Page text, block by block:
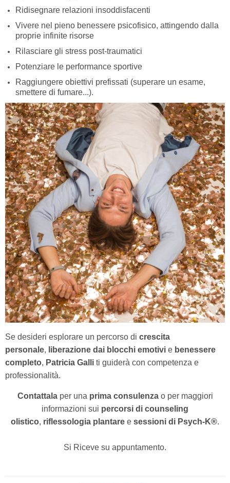
Ridisegnare relazioni insoddisfacenti
Vivere nel pieno benessere psicofisico, attingendo dalla
proprie infinite risorse
Rilasciare gli stress post-traumatici
Potenziare le performance sportive
Raggiungere obiettivi prefissati (superare un esame,
smettere di fumare...).
Se desideri esplorare un percorso di crescita
personale, liberazione dai blocchi emotivi e benessere
completo, Patricia Galli ti guiderà con competenza e
professionalità.
Contattalaper una prima consulenzao per maggiori
informazioni sui percorsi di counseling
olistico, riflessologia plantare e sessioni di Psych-K®.
Si Riceve su appuntamento.